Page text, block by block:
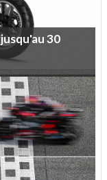
jusqu'au30